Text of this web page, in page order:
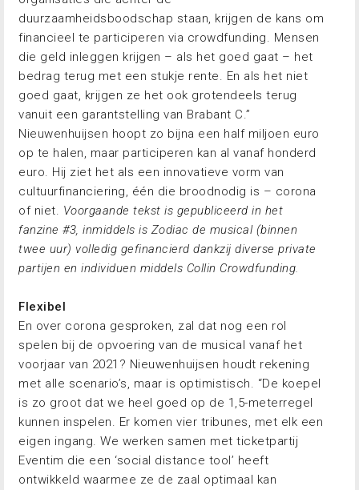
duurzaamheidsboodschap staan, krijgen de kans om
financieel te participeren via crowdfunding. Mensen
die geld inleggen krijgen – als het goed gaat – het
bedrag terug met een stukje rente. En als het niet
goed gaat, krijgen ze het ook grotendeels terug
vanuit een garantstelling van Brabant C.”
Nieuwenhuijsen hoopt zo bijna een half miljoen euro
op te halen, maar participeren kan al vanaf honderd
euro. Hij ziet het als een innovatieve vorm van
cultuurfinanciering, één die broodnodig is – corona
of niet. Voorgaande tekst is gepubliceerd in het
fanzine #3, inmiddels is Zodiac de musical (binnen
twee uur) volledig gefinancierd dankzij diverse private
partijen en individuen middels Collin Crowdfunding.
Flexibel
En over corona gesproken, zal dat nog een rol
spelen bij de opvoering van de musical vanaf het
voorjaar van 2021? Nieuwenhuijsen houdt rekening
met alle scenario’s, maar is optimistisch. “De koepel
is zo groot dat we heel goed op de 1,5-meterregel
kunnen inspelen. Er komen vier tribunes, met elk een
eigen ingang. We werken samen met ticketpartij
Eventim die een ‘social distance tool’ heeft
ontwikkeld waarmee ze de zaal optimaal kan